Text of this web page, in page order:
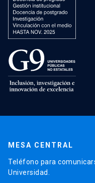
MESA CENTRAL
Teléfono para
Universidad.